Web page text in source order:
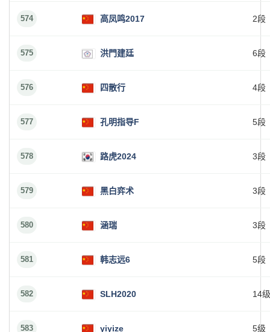
574 高凤鸣2017 2段
575 洪門建廷 6段
576 四散行 4段
577 孔明指导F 5段
578 路虎2024 3段
579 黑白弈术 3段
580 涵瑞 3段
581 韩志远6 5段
582 SLH2020 14级
583 yiyize 5级